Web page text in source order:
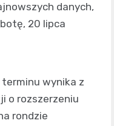
danych,
20 lipca
wynika z
o rozszerzeniu
rondzie